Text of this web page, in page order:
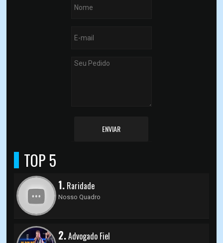
ENVIAR
TOP 5
1. Raridade
Nosso Quadro
2.Advogado Fiel